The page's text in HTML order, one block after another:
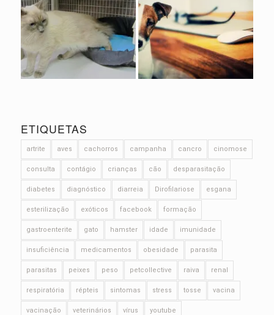
ETIQUETAS
artrite aves cachorros campanha cancro cinomose
consulta contágio crianças cão desparasitação
diabetes diagnóstico diarreia Dirofilariose esgana
esterilização exóticos facebook formação
gastroenterite gato hamster idade imunidade
insuficiência medicamentos obesidade parasita
parasitas peixes peso petcollective raiva renal
respiratória répteis sintomas stress tosse vacina
vacinação veterinários vírus youtube